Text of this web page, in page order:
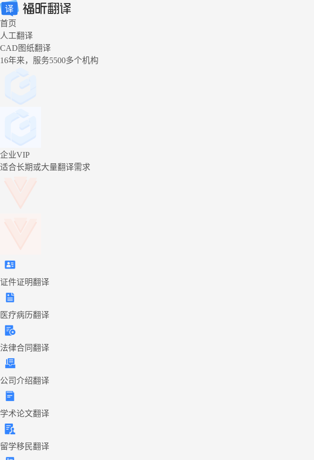
首页
人工翻译
CAD图纸翻译
16年来，服务5500多个机构
企业VIP
适合长期或大量翻译需求
证件证明翻译
医疗病历翻译
法律合同翻译
公司介绍翻译
学术论文翻译
留学移民翻译